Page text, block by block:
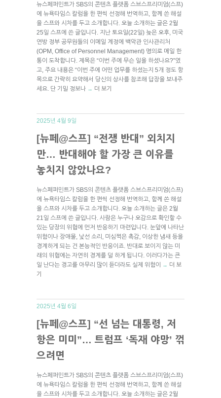
뉴스페퍼민트가 SBS의 콘텐츠 플랫폼 스브스프리미엄(스프)
에 뉴욕타임스 칼럼을 한 편씩 선정해 번역하고, 함께 쓴 해설
을 스프와 시차를 두고 소개합니다. 오늘 소개하는 글은 2월
25일 스프에 쓴 글입니다. 지난 토요일(22일) 늦은 오후, 미국
연방 정부 공무원들의 이메일 계정에 백악관 인사관리처
(OPM, Office of Personnel Management) 명의로 메일 한
통이 도착합니다. 제목은 “이번 주에 무슨 일을 하셨나요?”였
고, 주요 내용은 “이번 주에 어떤 업무를 하셨는지 5개 정도 항
목으로 간략히 요약해서 당신의 상사를 참조해 답장을 보내주
세요. 단 기밀 정보나 → 더 보기
2025년 4월 9일
[뉴페@스프] “전쟁 반대” 외치지
만… 반대해야 할 가장 큰 이유를
놓치지 않았나요?
뉴스페퍼민트가 SBS의 콘텐츠 플랫폼 스브스프리미엄(스프)
에 뉴욕타임스 칼럼을 한 편씩 선정해 번역하고, 함께 쓴 해설
을 스프와 시차를 두고 소개합니다. 오늘 소개하는 글은 2월
21일 스프에 쓴 글입니다. 사람은 누구나 오감으로 확인할 수
있는 당장의 위협에 먼저 반응하기 마련입니다. 눈앞에 나타난
위험이나 장애물, 낯선 소리, 미심쩍은 촉감, 이상한 냄새 등을
경계하게 되는 건 본능적인 반응이죠. 반대로 보이지 않는 미
래의 위협에는 자연히 경계를 덜 하게 됩니다. 이러다가는 큰
일 난다는 경고를 아무리 많이 듣더라도 실제 위험이
→ 더 보
기
2025년 4월 6일
[뉴페@스프] “선 넘는 대통령, 저
항은 미미”… 트럼프 ‘독재 야망’ 꺾
으려면
뉴스페퍼민트가 SBS의 콘텐츠 플랫폼 스브스프리미엄(스프)
에 뉴욕타임스 칼럼을 한 편씩 선정해 번역하고, 함께 쓴 해설
을 스프와 시차를 두고 소개합니다. 오늘 소개하는 글은 2월